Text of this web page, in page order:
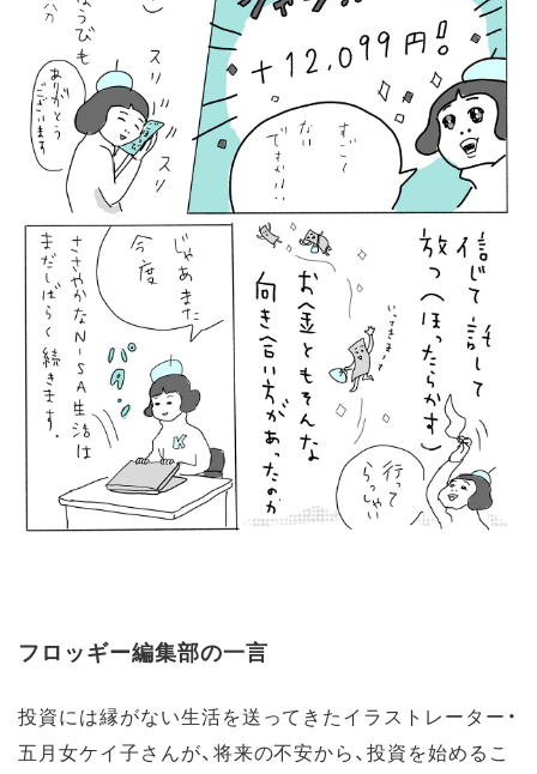
フロッギー編集部の一言
投資には縁がない生活を送ってきたイラストレーター・
五月女ケイ子さんが、将来の不安から、投資を始めるこ